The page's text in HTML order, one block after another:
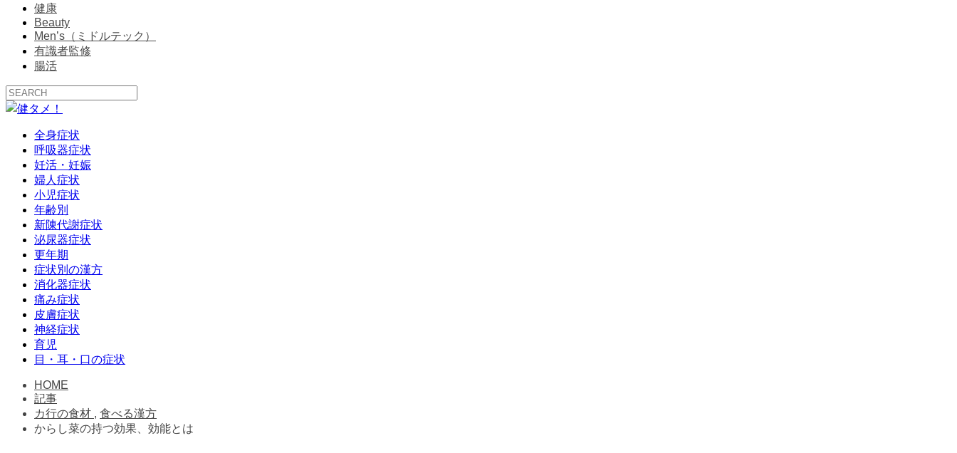
健康
Beauty
Men’s（ミドルテック）
有識者監修
腸活
全身症状
呼吸器症状
妊活・妊娠
婦人症状
小児症状
年齢別
新陳代謝症状
泌尿器症状
更年期
症状別の漢方
消化器症状
痛み症状
皮膚症状
神経症状
育児
目・耳・口の症状
HOME
記事
カ行の食材 , 食べる漢方
からし菜の持つ効果、効能とは